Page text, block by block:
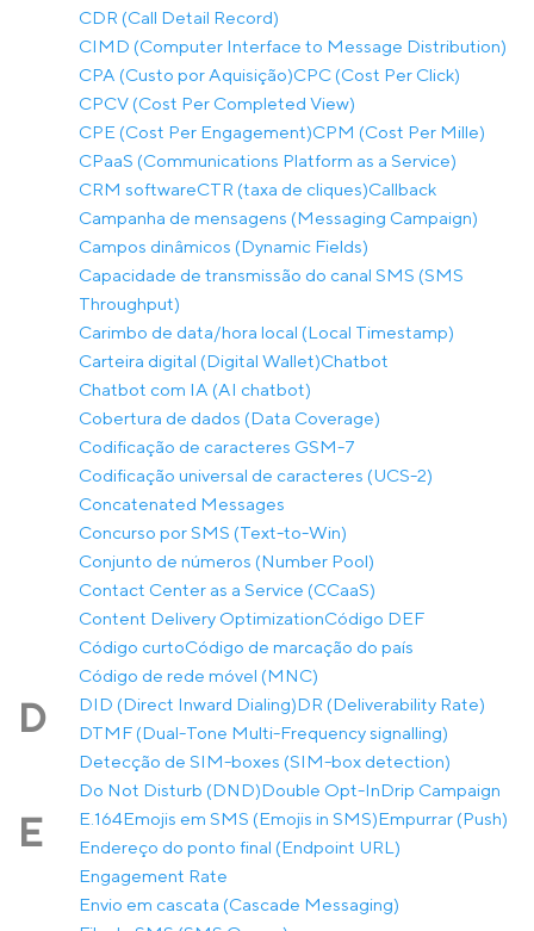
CDR (Call Detail Record)
CIMD (Computer Interface to Message Distribution)
CPA (Custo por Aquisição)CPC (Cost Per Click)
CPCV (Cost Per Completed View)
CPE (Cost Per Engagement)CPM (Cost Per Mille)
CPaaS (Communications Platform as a Service)
CRM softwareCTR (taxa de cliques)Callback
Campanha de mensagens (Messaging Campaign)
Campos dinâmicos (Dynamic Fields)
Capacidade de transmissão do canal SMS (SMS
Throughput)
Carimbo de data/hora local (Local Timestamp)
Carteira digital (Digital Wallet)Chatbot
Chatbot com IA (AI chatbot)
Cobertura de dados (Data Coverage)
Codificação de caracteres GSM-7
Codificação universal de caracteres (UCS-2)
Concatenated Messages
Concurso por SMS (Text-to-Win)
Conjunto de números (Number Pool)
Contact Center as a Service (CCaaS)
Content Delivery OptimizationCódigo DEF
Código curtoCódigo de marcação do país
Código de rede móvel (MNC)
D DID (Direct Inward Dialing)DR (Deliverability Rate)
DTMF (Dual-Tone Multi-Frequency signalling)
Detecção de SIM-boxes (SIM-box detection)
Do Not Disturb (DND)Double Opt-InDrip Campaign
E E.164Emojis em SMS (Emojis in SMS)Empurrar (Push)
Endereço do ponto final (Endpoint URL)
Engagement Rate
Envio em cascata (Cascade Messaging)